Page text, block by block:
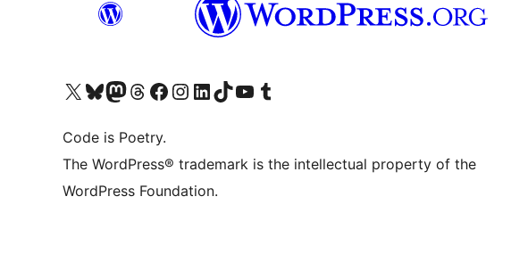
Bezoek ons X (voorheen Twitter) account
Bezoek onze Bluesky account
Bezoek ons Mastodon account
Bezoek onze Threads account
Onze Facebookpagina bezoeken
Bezoek onze Instagram account
Bezoek onze LinkedIn account
Bezoek onze TikTok account
Bezoek ons YouTube kanaalBezoek onze Tumblr account
Code is Poetry.
The WordPress® trademark is the intellectual property of the
WordPress Foundation.